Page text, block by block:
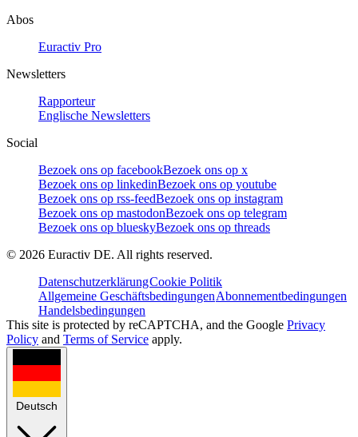
Abos
Euractiv Pro
Newsletters
Rapporteur
Englische Newsletters
Social
Bezoek ons op facebookBezoek ons op x
Bezoek ons op linkedinBezoek ons op youtube
Bezoek ons op rss-feedBezoek ons op instagram
Bezoek ons op mastodonBezoek ons op telegram
Bezoek ons op blueskyBezoek ons op threads
© 2026 Euractiv DE. All rights reserved.
DatenschutzerklärungCookie Politik
Allgemeine GeschäftsbedingungenAbonnementbedingungen
Handelsbedingungen
This site is protected by reCAPTCHA, and the Google Privacy
Policy and Terms of Service apply.
Deutsch